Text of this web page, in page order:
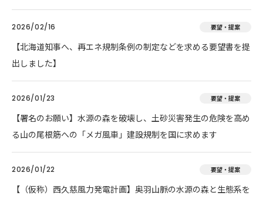
2026/02/16 要望・提案
【北海道知事へ、再エネ規制条例の制定などを求める要望書を提
出しました】
2026/01/23 要望・提案
【署名のお願い】水源の森を破壊し、土砂災害発生の危険を高め
る山の尾根筋への「メガ風車」建設規制を国に求めます
2026/01/22 要望・提案
【（仮称）西久慈風力発電計画】奥羽山脈の水源の森と生態系を